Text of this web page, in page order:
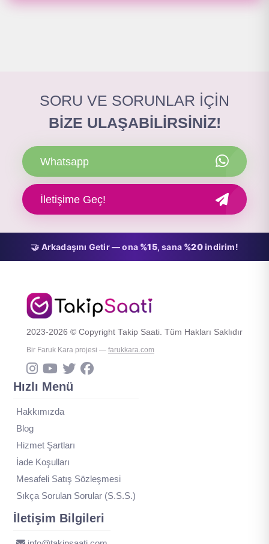
SORU VE SORUNLAR İÇİN
BİZE ULAŞABİLİRSİNİZ!
Whatsapp
İletişime Geç!
🤝 Arkadaşını Getir — ona %15, sana %20indirim!
2023-2026 © Copyright Takip Saati. Tüm Hakları Saklıdır
Bir Faruk Kara projesi — farukkara.com
Hızlı Menü
Hakkımızda
Blog
Hizmet Şartları
İade Koşulları
Mesafeli Satış Sözleşmesi
Sıkça Sorulan Sorular (S.S.S.)
İletişim Bilgileri